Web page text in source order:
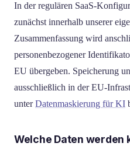
In der regulären SaaS-
zunächst innerhalb unserer
Zusammenfassung wird
personenbezogener
EU übergeben. Speicherung
ausschließlich in der EU-
unterDatenmaskierung für KI
Welche Daten werden